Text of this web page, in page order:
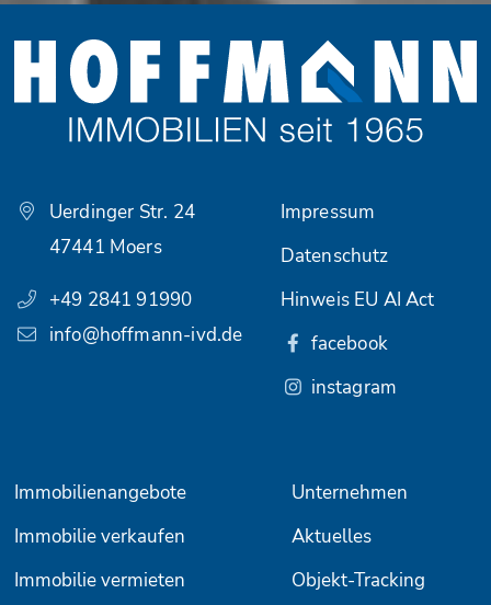
Uerdinger Str. 24
47441 Moers
+49 2841 91990
info@hoffmann-ivd.de
Immobilienangebote
Unternehmen
Immobilie verkaufen
Aktuelles
Immobilie vermieten
Objekt-Tracking
Impressum
Datenschutz
Hinweis EU AI Act
facebook
instagram